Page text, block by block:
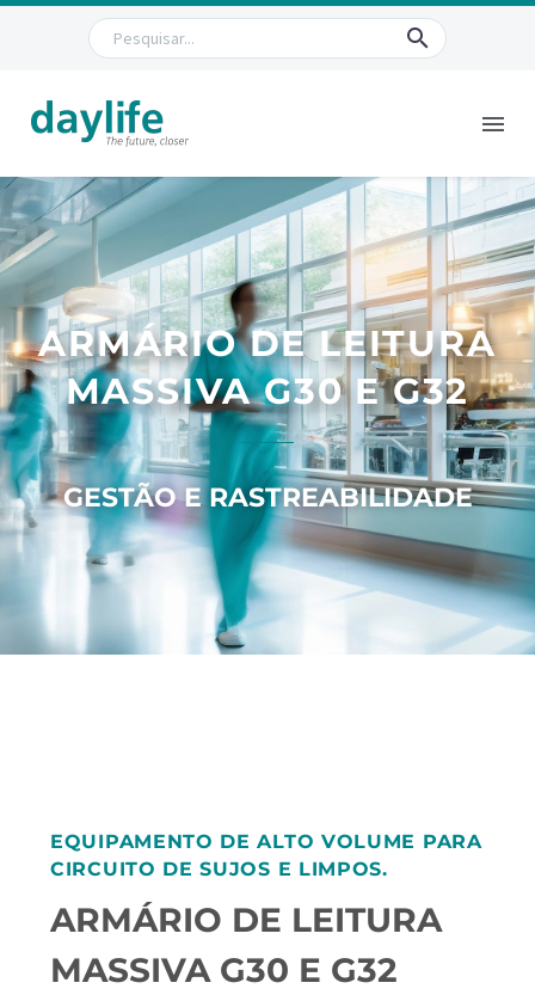
ARMÁRIO DE LEITURA
MASSIVA G30 E G32
GESTÃO E RASTREABILIDADE
EQUIPAMENTO DE ALTO VOLUME PARA
CIRCUITO DE SUJOS E LIMPOS.
ARMÁRIO DE LEITURA
MASSIVA G30 E G32